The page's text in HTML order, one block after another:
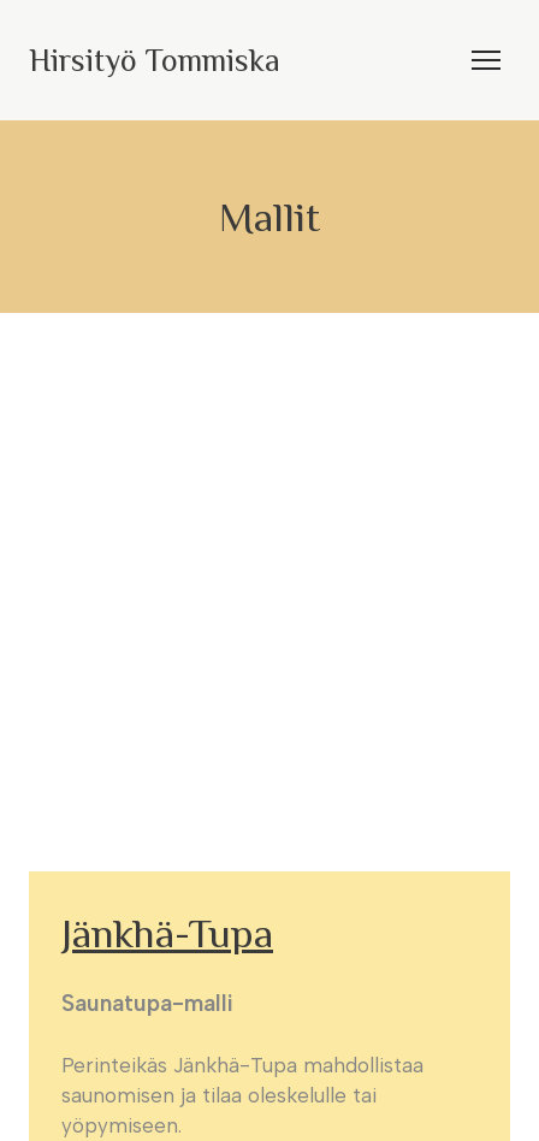
Hirsityö Tommiska
Mallit
Jänkhä-Tupa
Saunatupa-malli
Perinteikäs Jänkhä-Tupa mahdollistaa
saunomisen ja tilaa oleskelulle tai
yöpymiseen.